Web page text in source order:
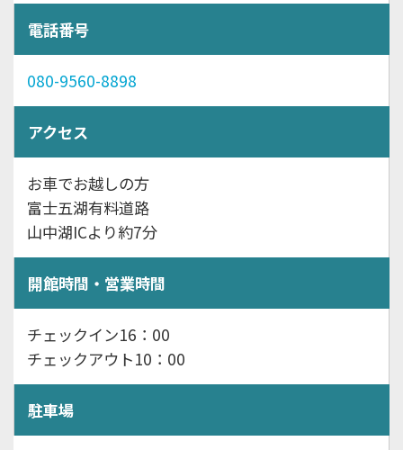
電話番号
080-9560-8898
アクセス
お車でお越しの方
富士五湖有料道路
山中湖ICより約7分
開館時間・営業時間
チェックイン16：00
チェックアウト10：00
駐車場